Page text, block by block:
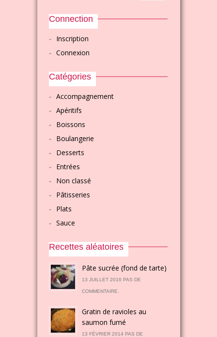
Connection
Inscription
Connexion
Catégories
Accompagnement
Apéritifs
Boissons
Boulangerie
Desserts
Entrées
Non classé
Pâtisseries
Plats
Sauce
Recettes aléatoires
Pâte sucrée (fond de tarte)
13 JUILLET 2016 PAS DE
COMMENTAIRE.
Gratin de ravioles au
saumon fumé
13 FÉVRIER 2014 PAS DE